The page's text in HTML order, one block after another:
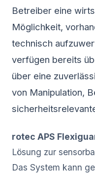
Betreiber eine
Möglichkeit,
technisch
verfügen bereits
über eine
von Manipulation,
rotec APS
Lösung zur
Das System kann